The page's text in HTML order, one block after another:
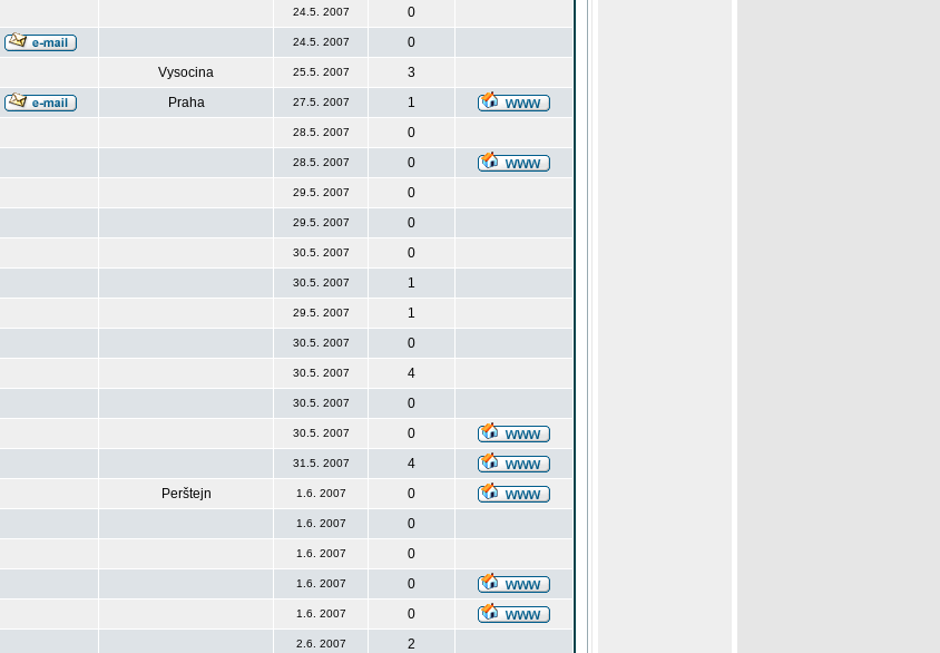
24.5. 2007
0
24.5. 2007
0
Vysocina 25.5. 2007
3
Praha 27.5. 2007
1
28.5. 2007
0
28.5. 2007
0
29.5. 2007
0
29.5. 2007
0
30.5. 2007
0
30.5. 2007
1
29.5. 2007
1
30.5. 2007
0
30.5. 2007
4
30.5. 2007
0
30.5. 2007
0
31.5. 2007
4
Perštejn 1.6. 2007
0
1.6. 2007
0
1.6. 2007
0
1.6. 2007
0
1.6. 2007
0
2.6. 2007
2